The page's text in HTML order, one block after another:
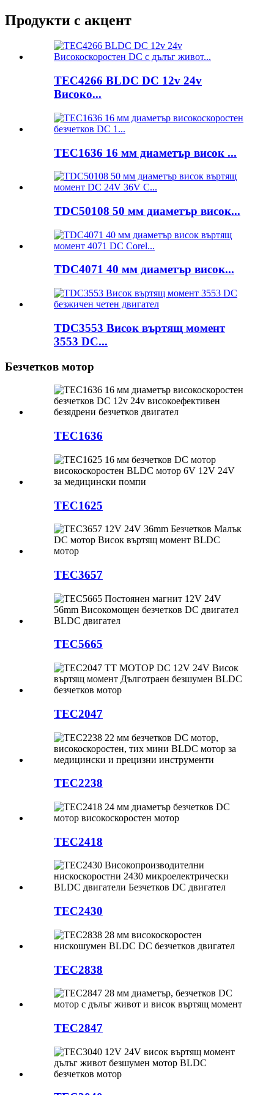
Продукти с акцент
TEC4266 BLDC DC 12v 24v
Високо...
TEC1636 16 мм диаметър висок ...
TDC50108 50 мм диаметър висок...
TDC4071 40 мм диаметър висок...
TDC3553 Висок въртящ момент
3553 DC...
Безчетков мотор
TEC1636
TEC1625
TEC3657
TEC5665
TEC2047
TEC2238
TEC2418
TEC2430
TEC2838
TEC2847